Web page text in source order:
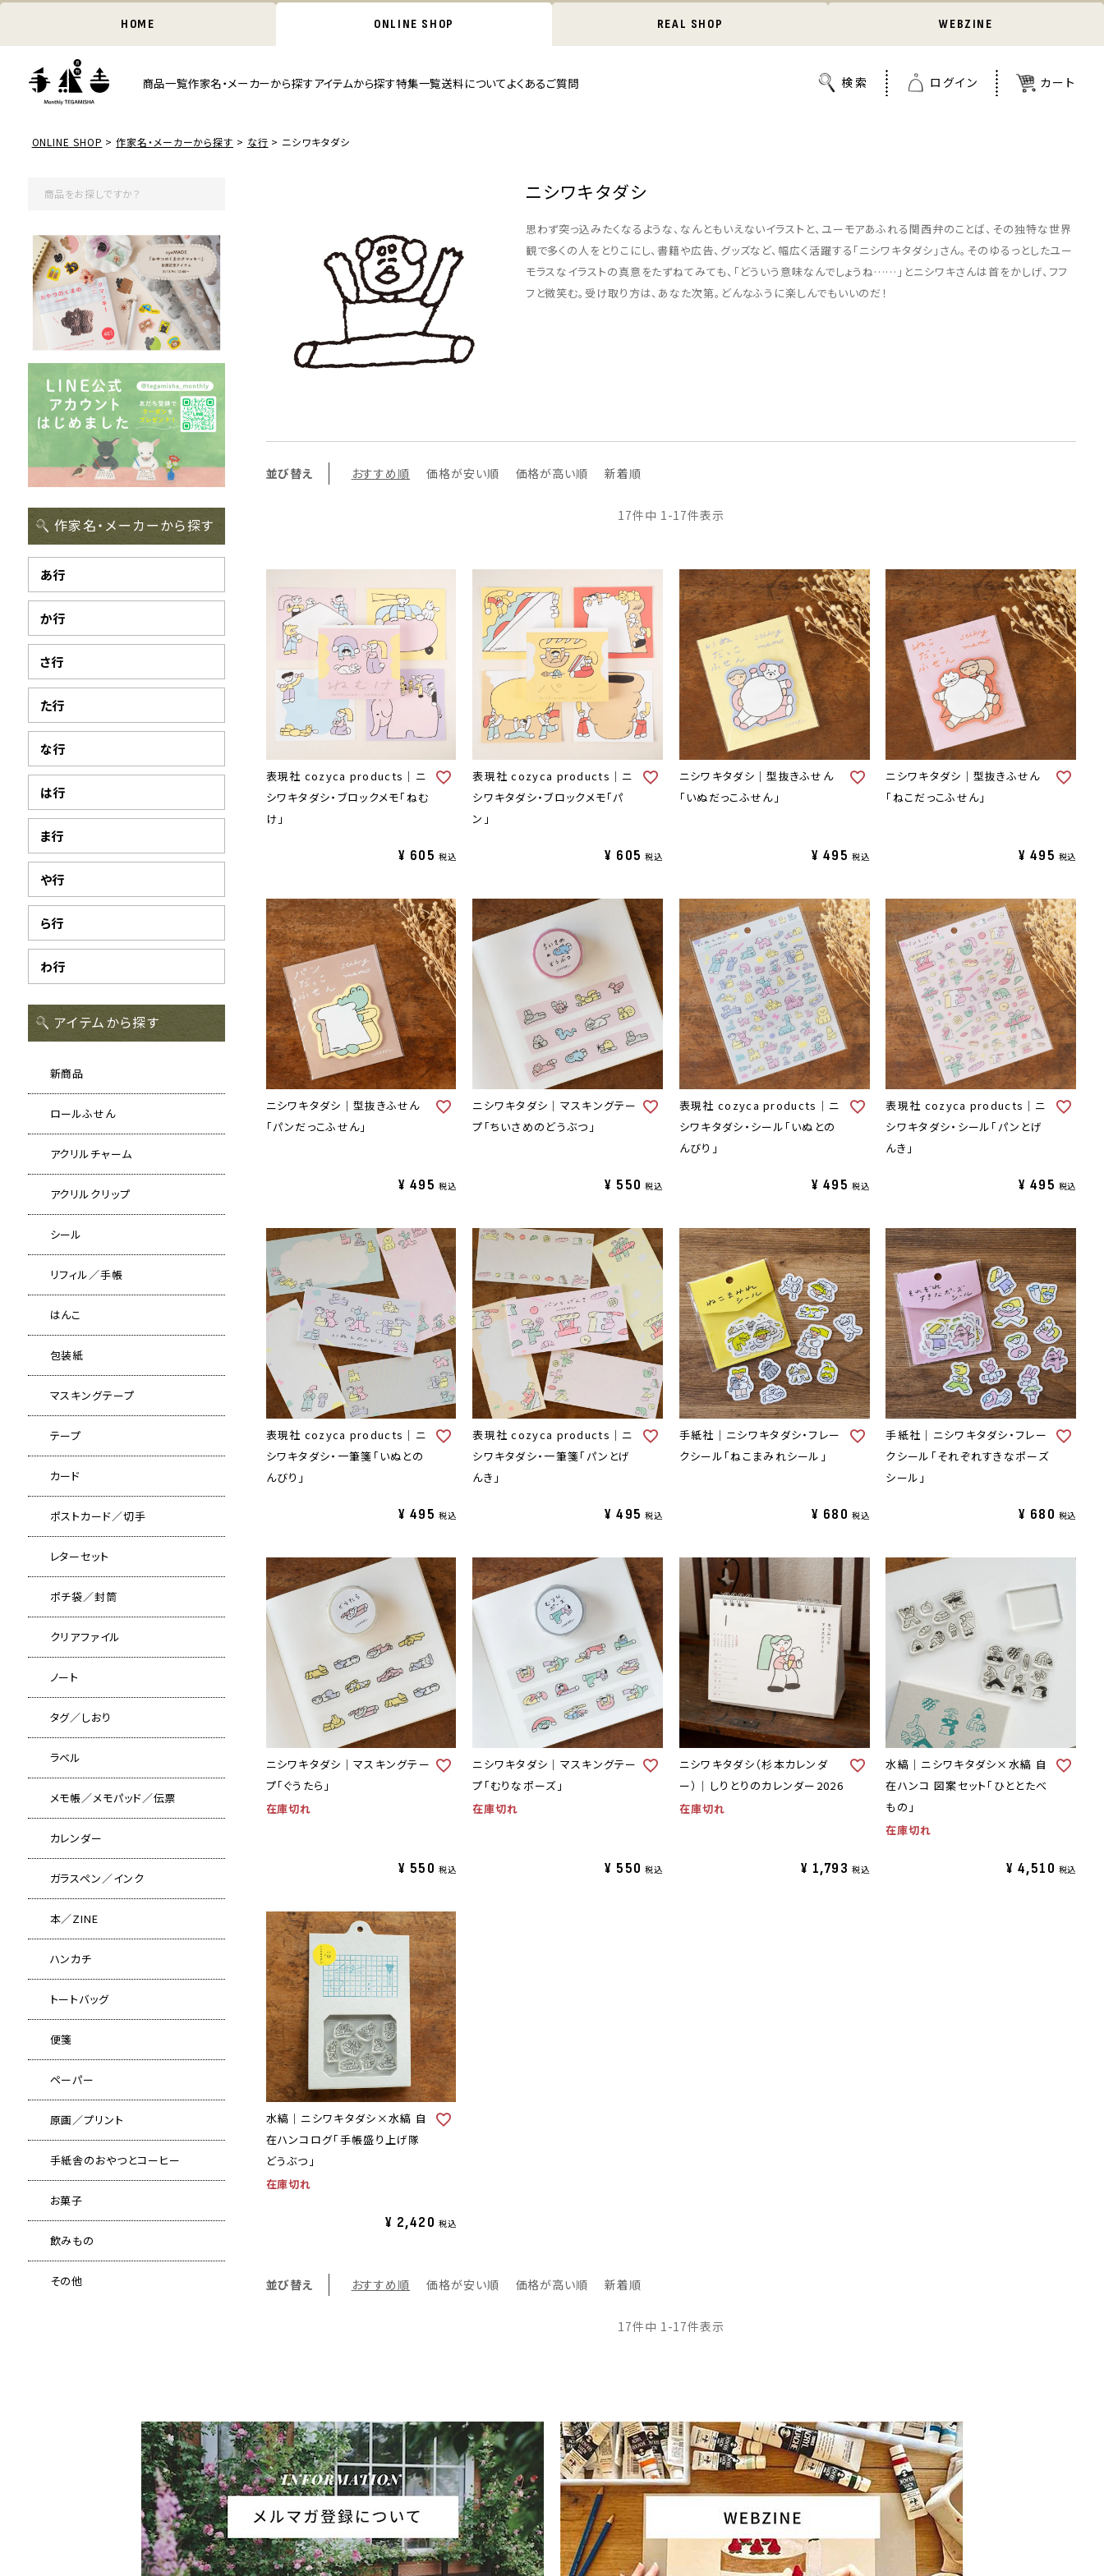
HOME ONLINE SHOP REAL SHOP WEBZINE
商品一覧作家名・メーカーから探すアイテムから探す特集一覧送料についてよくあるご質問
ONLINE SHOP 作家名・メーカーから探す な行 ニシワキタダシ
作家名・メーカーから探す
あ行
か行
さ行
た行
な行
は行
ま行
や行
ら行
わ行
アイテムから探す
新商品
ロールふせん
アクリルチャーム
アクリルクリップ
シール
リフィル／手帳
はんこ
包装紙
マスキングテープ
テープ
カード
ポストカード／切手
レターセット
ポチ袋／封筒
クリアファイル
ノート
タグ／しおり
ラベル
メモ帳／メモパッド／伝票
カレンダー
ガラスペン／インク
本／ZINE
ハンカチ
トートバッグ
便箋
ペーパー
原画／プリント
手紙舎のおやつとコーヒー
お菓子
飲みもの
その他
ニシワキタダシ
思わず突っ込みたくなるような、なんともいえないイラストと、ユーモアあふれる関西弁のことば、その独特な世界
観で多くの人をとりこにし、書籍や広告、グッズなど、幅広く活躍する「ニシワキタダシ」さん。そのゆるっとしたユー
モラスなイラストの真意をたずねてみても、「どういう意味なんでしょうね……」とニシワキさんは首をかしげ、フフ
フと微笑む。受け取り方は、あなた次第。どんなふうに楽しんでもいいのだ！
並び替え おすすめ順 価格が安い順 価格が高い順 新着順
17件中 1-17件表示
表現社 cozyca products｜ニ
シワキタダシ・ブロックメモ「ねむ
け」
¥ 605 税込
表現社 cozyca products｜ニ
シワキタダシ・ブロックメモ「パ
ン」
¥ 605 税込
ニシワキタダシ｜型抜きふせん
「いぬだっこふせん」
¥ 495 税込
ニシワキタダシ｜型抜きふせん
「ねこだっこふせん」
¥ 495 税込
ニシワキタダシ｜型抜きふせん
「パンだっこふせん」
¥ 495 税込
ニシワキタダシ｜マスキングテー
プ「ちいさめのどうぶつ」
¥ 550 税込
表現社 cozyca products｜ニ
シワキタダシ・シール「いぬとの
んびり」
¥ 495 税込
表現社 cozyca products｜ニ
シワキタダシ・シール「パンとげ
んき」
¥ 495 税込
表現社 cozyca products｜ニ
シワキタダシ・一筆箋「いぬとの
んびり」
¥ 495 税込
表現社 cozyca products｜ニ
シワキタダシ・一筆箋「パンとげ
んき」
¥ 495 税込
手紙社｜ニシワキタダシ・フレー
クシール「ねこまみれシール」
¥ 680 税込
手紙社｜ニシワキタダシ・フレー
クシール「それぞれすきなポーズ
シール」
¥ 680 税込
ニシワキタダシ｜マスキングテー
プ「ぐうたら」
在庫切れ
¥ 550 税込
ニシワキタダシ｜マスキングテー
プ「むりなポーズ」
在庫切れ
¥ 550 税込
ニシワキタダシ（杉本カレンダ
ー）｜しりとりのカレンダー2026
在庫切れ
¥ 1,793 税込
水縞｜ニシワキタダシ×水縞 自
在ハンコ 図案セット「ひととたべ
もの」
在庫切れ
¥ 4,510 税込
水縞｜ニシワキタダシ×水縞 自
在ハンコログ「手帳盛り上げ隊
どうぶつ」
在庫切れ
¥ 2,420 税込
並び替え おすすめ順 価格が安い順 価格が高い順 新着順
17件中 1 -17件表示